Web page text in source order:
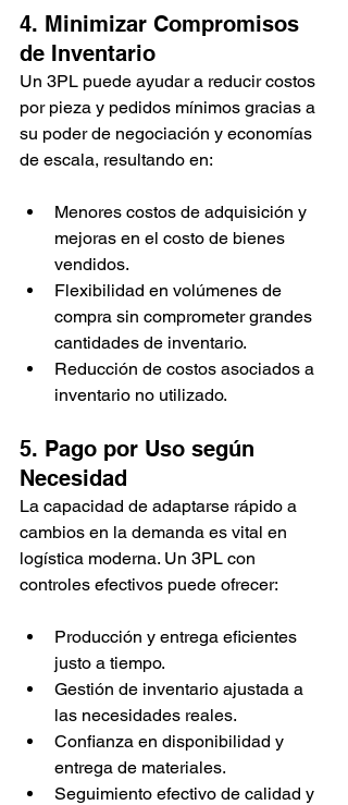
4. Minimizar Compromisos
de Inventario
Un 3PL puede ayudar a reducir costos
por pieza y pedidos mínimos gracias a
su poder de negociación y economías
de escala, resultando en:
Menores costos de adquisición y
mejoras en el costo de bienes
vendidos.
Flexibilidad en volúmenes de
compra sin comprometer grandes
cantidades de inventario.
Reducción de costos asociados a
inventario no utilizado.
5. Pago por Uso según
Necesidad
La capacidad de adaptarse rápido a
cambios en la demanda es vital en
logística moderna. Un 3PL con
controles efectivos puede ofrecer:
Producción y entrega eficientes
justo a tiempo.
Gestión de inventario ajustada a
las necesidades reales.
Confianza en disponibilidad y
entrega de materiales.
Seguimiento efectivo de calidad y